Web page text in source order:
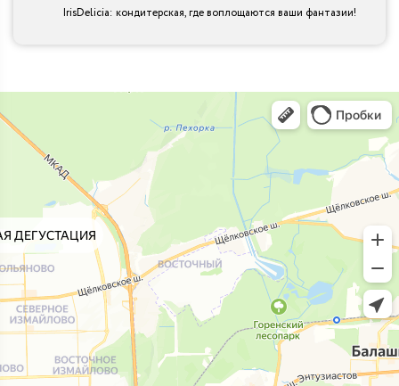
IrisDelicia: кондитерская, где воплощаются ваши фантазии!